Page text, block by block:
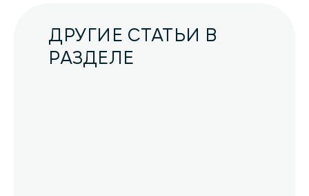
ДРУГИЕ СТАТЬИ В
РАЗДЕЛЕ